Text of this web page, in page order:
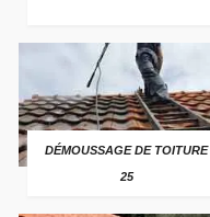
DÉMOUSSAGE DE TOITURE
25